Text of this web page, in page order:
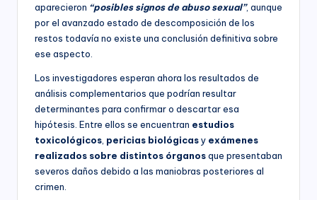
aparecieron “posibles signos de abuso sexual”, aunque
por el avanzado estado de descomposición de los
restos todavía no existe una conclusión definitiva sobre
ese aspecto.
Los investigadores esperan ahora los resultados de
análisis complementarios que podrían resultar
determinantes para confirmar o descartar esa
hipótesis. Entre ellos se encuentran estudios
toxicológicos pericias biológicasy exámenes
realizados sobre distintos órganosque presentaban
severos daños debido a las maniobras posteriores al
crimen.